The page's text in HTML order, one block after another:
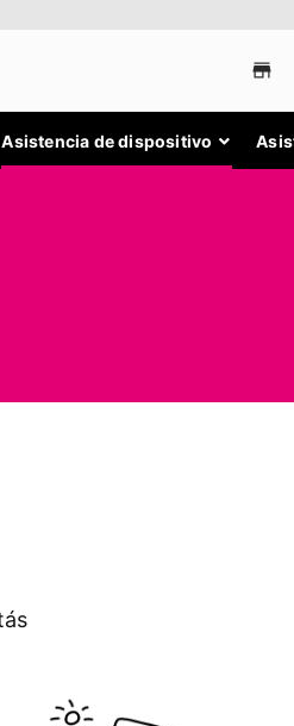
Asistencia de dispositivo